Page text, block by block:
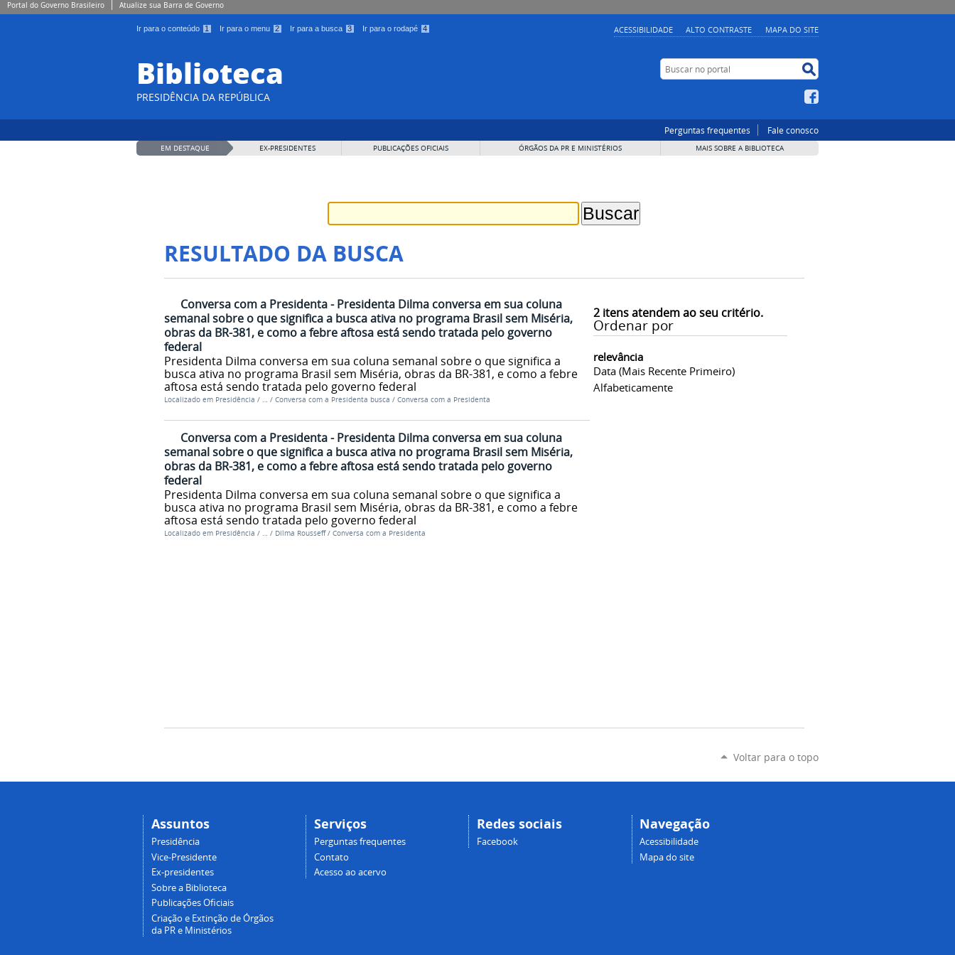
Portal do Governo Brasileiro Atualize sua Barra de Governo
Ir para o conteúdo 1 Ir para o menu 2 Ir para a busca 3 Ir para o rodapé 4 ACESSIBILIDADE ALTO CONTRASTE MAPA DO SITE
Biblioteca
PRESIDÊNCIA DA REPÚBLICA
Buscar no portal
Perguntas frequentes Fale conosco
EM DESTAQUE EX-PRESIDENTES PUBLICAÇÕES OFICIAIS ÓRGÃOS DA PR E MINISTÉRIOS MAIS SOBRE A BIBLIOTECA
RESULTADO DA BUSCA
2itens atendem ao seu critério.
Ordenar por
relevância
Data (mais Recente Primeiro)
Alfabeticamente
Conversa com a Presidenta - Presidenta Dilma conversa em sua coluna
semanal sobre o que significa a busca ativa no programa Brasil sem Miséria,
obras da BR-381, e como a febre aftosa está sendo tratada pelo governo
federal
Presidenta Dilma conversa em sua coluna semanal sobre o que significa a
busca ativa no programa Brasil sem Miséria, obras da BR-381, e como a febre
aftosa está sendo tratada pelo governo federal
Localizado em Presidência / … / Conversa com a Presidenta busca / Conversa com a Presidenta
Conversa com a Presidenta - Presidenta Dilma conversa em sua coluna
semanal sobre o que significa a busca ativa no programa Brasil sem Miséria,
obras da BR-381, e como a febre aftosa está sendo tratada pelo governo
federal
Presidenta Dilma conversa em sua coluna semanal sobre o que significa a
busca ativa no programa Brasil sem Miséria, obras da BR-381, e como a febre
aftosa está sendo tratada pelo governo federal
Localizado em Presidência / … / Dilma Rousseff / Conversa com a Presidenta
Voltar para o topo
Assuntos
Presidência
Vice-Presidente
Ex-presidentes
Sobre a Biblioteca
Publicações Oficiais
Criação e Extinção de Órgãos
da PR e Ministérios
Serviços
Perguntas frequentes
Contato
Acesso ao acervo
Redes sociais
Facebook
Navegação
Acessibilidade
Mapa do site